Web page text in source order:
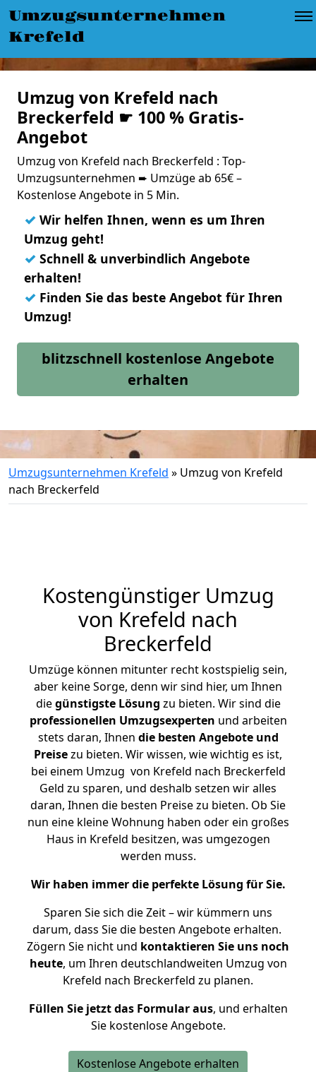
Umzugsunternehmen
Krefeld
Umzug von Krefeld nach
Breckerfeld ☛ 100 % Gratis-
Angebot
Umzug von Krefeld nach Breckerfeld : Top-
Umzugsunternehmen ➨ Umzüge ab 65€ –
Kostenlose Angebote in 5 Min.
✓ Wir helfen Ihnen, wenn es um Ihren
Umzug geht!
✓ Schnell & unverbindlich Angebote
erhalten!
✓ Finden Sie das beste Angebot für Ihren
Umzug!
blitzschnell kostenlose Angebote
erhalten
Umzugsunternehmen Krefeld » Umzug von Krefeld
nach Breckerfeld
Kostengünstiger Umzug
von Krefeld nach
Breckerfeld
Umzüge können mitunter recht kostspielig sein,
aber keine Sorge, denn wir sind hier, um Ihnen
diegünstigste Lösung zu bieten. Wir sind die
professionellen Umzugsexperten und arbeiten
stets daran, Ihnen die besten Angebote und
Preisezu bieten. Wir wissen, wie wichtig es ist,
bei einem Umzug von Krefeld nach Breckerfeld
Geld zu sparen, und deshalb setzen wir alles
daran, Ihnen die besten Preise zu bieten. Ob Sie
nun eine kleine Wohnung haben oder ein großes
Haus in Krefeld besitzen, was umgezogen
werden muss.
Wir haben immer die perfekte Lösung für Sie.
Sparen Sie sich die Zeit – wir kümmern uns
darum, dass Sie die besten Angebote erhalten.
Zögern Sie nicht und kontaktieren Sie uns noch
heute, um Ihren deutschlandweiten Umzug von
Krefeld nach Breckerfeld zu planen.
Füllen Sie jetzt das Formular aus, und erhalten
Sie kostenlose Angebote.
Kostenlose Angebote erhalten